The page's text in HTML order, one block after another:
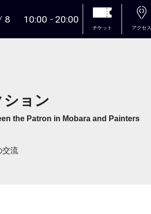
8 10:00 20:00
チケット アクセス
ション
the Patron in Mobara and Painters
交流